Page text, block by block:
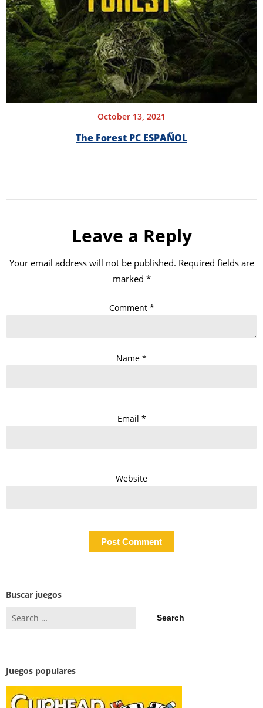
October 13, 2021
The Forest PC ESPAÑOL
Leave a Reply
Your email address will not be published. Required fields are
marked *
Comment *
Name *
Email *
Website
Buscar juegos
for:
Juegos populares